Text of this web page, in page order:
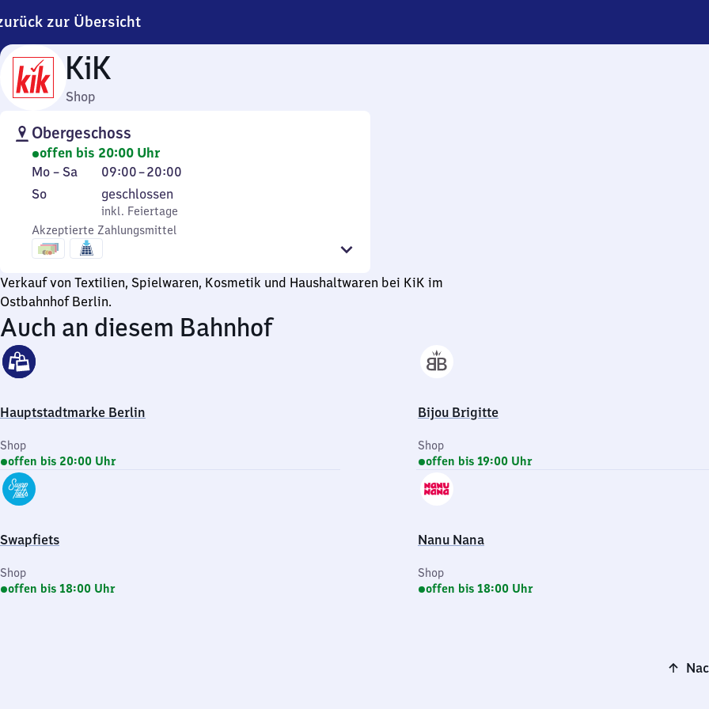
zur Übersicht
KiK
Shop
Obergeschoss
offen bis 20:00 Uhr
Montag
bis
Mo – Sa 09:00–20:00
Von
9
Uhr
bis
Sonntag
So,
inkl. Feiertage
geschlossen
inkl. Feiertage
Akzeptierte Zahlungsmittel
Verkauf von Textilien, Spielwaren, Kosmetik und Haushaltwaren bei KiK im
Ostbahnhof Berlin.
Auch an diesem Bahnhof
Hauptstadtmarke Berlin
Shop
offen bis 20:00 Uhr
Bijou Brigitte
Shop
offen bis 19:00 Uhr
Swapfiets
Shop
offen bis 18:00 Uhr
Nanu Nana
Shop
offen bis 18:00 Uhr